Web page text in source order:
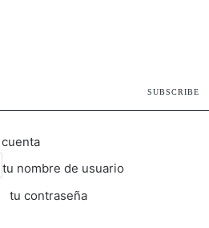
SUBSCRIBE
tu nombre de usuario
tu contraseña